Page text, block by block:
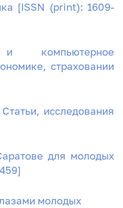
[ISSN (print): 1609-
и компьютерное
страховании
исследования
для молодых
молодых